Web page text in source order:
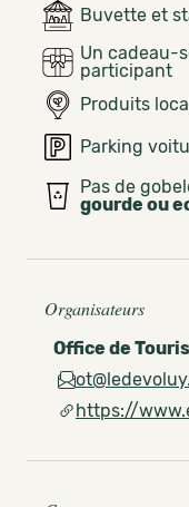
Buvette et
Un cadeau-
participant
Produits
Parking
Pas de
gourde ou
Organisateurs
Office de
https://